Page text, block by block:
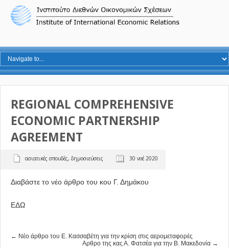
REGIONAL COMPREHENSIVE
ECONOMIC PARTNERSHIP
AGREEMENT
ασιατικές σπουδές, δημοσιεύσεις 30 νοέ 2020
Διαβάστε το νέο άρθρο του κου Γ. Δημάκου
ΕΔΩ
← Νέο άρθρο του Ε. Κασσαβέτη για την κρίση στις αερομεταφορές
Αρθρο της κας Α. Φατσέα για την Β. Μακεδονία →